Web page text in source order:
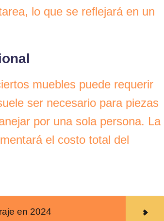
lo que se reflejará en un
muebles puede requerir
ser necesario para piezas
por una sola persona. La
el costo total del
en 2024